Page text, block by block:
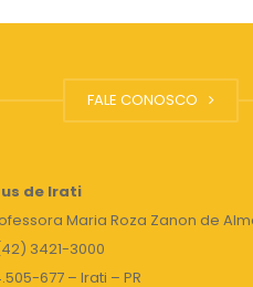
FALE CONOSCO
de Irati
Maria Roza Zanon de
3421-3000
677 – Irati – PR